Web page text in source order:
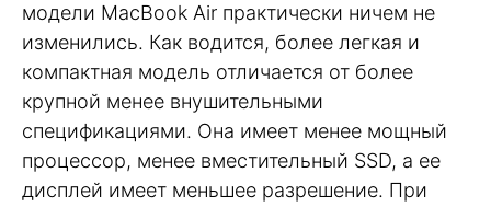
модели MacBook Air практически ничем не
изменились. Как водится, более легкая и
компактная модель отличается от более
крупной менее внушительными
спецификациями. Она имеет менее мощный
процессор, менее вместительный SSD, а ее
дисплей имеет меньшее разрешение. При